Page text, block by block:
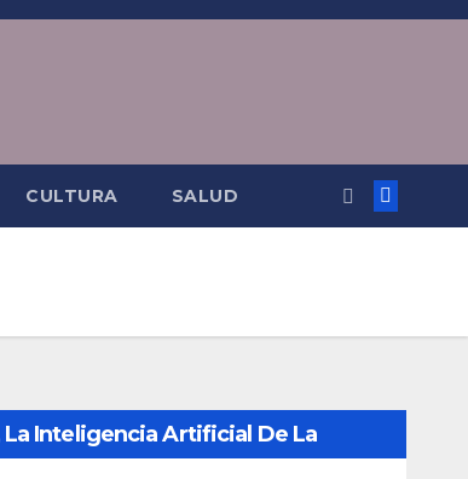
CULTURA SALUD
La Inteligencia Artificial De La